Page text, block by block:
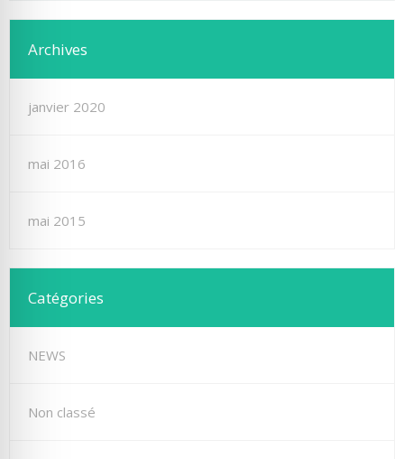
Archives
janvier 2020
mai 2016
mai 2015
Catégories
NEWS
Non classé